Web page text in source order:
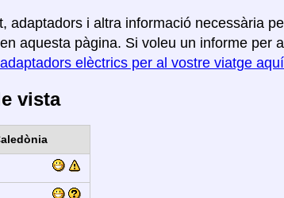
adaptadors i altra informació necessària
aquesta pàgina. Si voleu un informe per
elèctrics per al vostre viatge aquí
vista